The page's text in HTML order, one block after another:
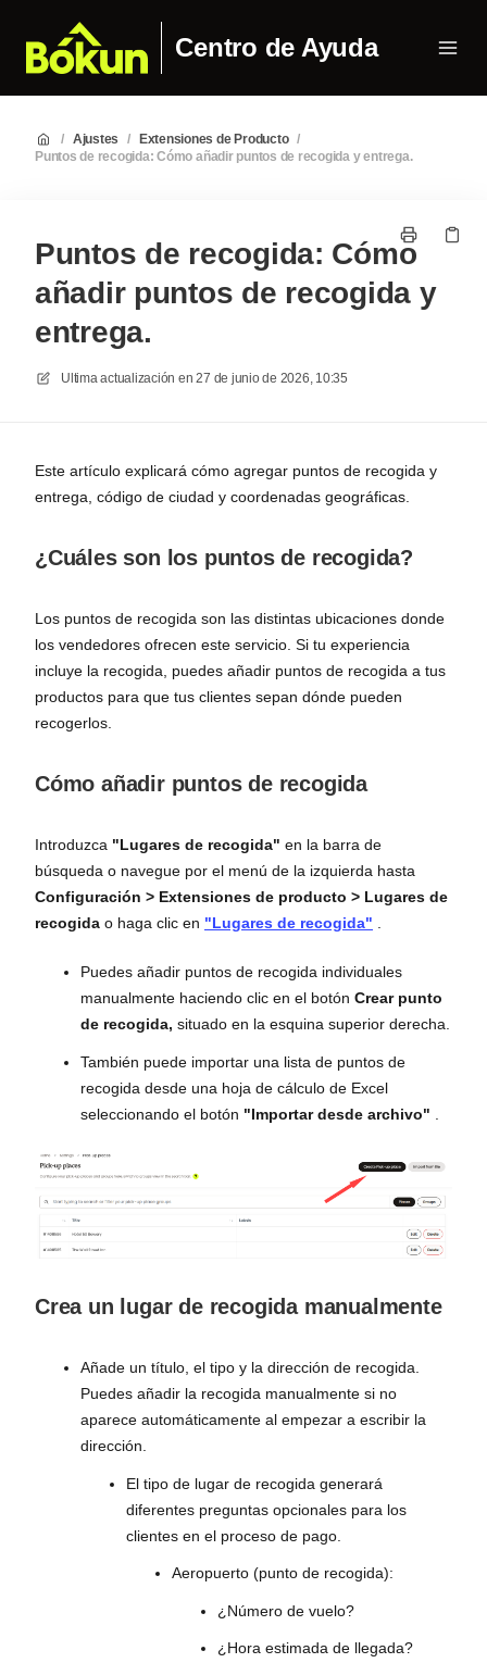
Centro de Ayuda
/ Ajustes / Extensiones de Producto /
Puntos de recogida: Cómo añadir puntos de recogida y entrega.
Puntos de recogida: Cómo
añadir puntos de recogida y
entrega.
Ultima actualización en 27 de junio de 2026, 10:35
Este artículo explicará cómo agregar puntos de recogida y
entrega, código de ciudad y coordenadas geográficas.
¿Cuáles son los puntos de recogida?
Los puntos de recogida son las distintas ubicaciones donde
los vendedores ofrecen este servicio. Si tu experiencia
incluye la recogida, puedes añadir puntos de recogida a tus
productos para que tus clientes sepan dónde pueden
recogerlos.
Cómo añadir puntos de recogida
Introduzca "Lugares de recogida" en la barra de
búsqueda o navegue por el menú de la izquierda hasta
Configuración > Extensiones de producto > Lugares de
recogida o haga clic en "Lugares de recogida"
Puedes añadir puntos de recogida individuales
manualmente haciendo clic en el botón Crear punto
de recogida, situado en la esquina superior derecha.
También puede importar una lista de puntos de
recogida desde una hoja de cálculo de Excel
seleccionando el botón "Importar desde archivo"
Crea un lugar de recogida manualmente
Añade un título, el tipo y la dirección de recogida.
Puedes añadir la recogida manualmente si no
aparece automáticamente al empezar a escribir la
dirección.
El tipo de lugar de recogida generará
diferentes preguntas opcionales para los
clientes en el proceso de pago.
Aeropuerto (punto de recogida):
¿Número de vuelo?
¿Hora estimada de llegada?